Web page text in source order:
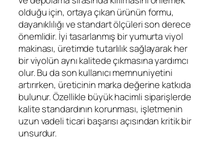
olduğu için, ortaya çıkan ürünün formu,
dayanıklılığı ve standart ölçüleri son derece
önemlidir. İyi tasarlanmış bir yumurta viyol
makinası, üretimde tutarlılık sağlayarak her
bir viyolün aynı kalitede çıkmasına yardımcı
olur. Bu da son kullanıcı memnuniyetini
artırırken, üreticinin marka değerine katkıda
bulunur. Özellikle büyük hacimli siparişlerde
kalite standardının korunması, işletmenin
uzun vadeli ticari başarısı açısından kritik bir
unsurdur.